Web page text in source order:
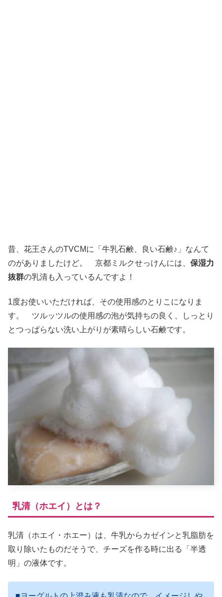
昔、花王さんのTVCMに「牛乳石鹸、良い石鹸♪」なんて
のがありましたけど。 京都ミルクせっけんには、 保湿力
抜群の乳清も入っているんですよ！
1度お使いいただければ、その使用感のとりこになりま
す。 ツルッツルの使用感の泡が気持ちの良く、しっとり
とつっぱらない洗い上がりが素晴らしい石鹸です。
乳清（ホエイ）とは？
乳清（ホエイ・ホエー）は、牛乳からカゼインと乳脂肪を
取り除いたものだそうで、チーズを作る時に出る「半透
明」の液体です。